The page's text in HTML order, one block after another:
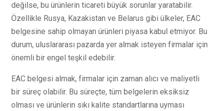
değilse, bu ürünlerin ticareti büyük sorunlar yaratabilir.
Özellikle Rusya, Kazakistan ve Belarus gibi ülkeler, EAC
belgesine sahip olmayan ürünleri piyasa kabul etmiyor. Bu
durum, uluslararası pazarda yer almak isteyen firmalar için
önemli bir engel teşkil edebilir.
EAC belgesi almak, firmalar için zaman alıcı ve maliyetli
bir süreç olabilir. Bu süreçte, tüm belgelerin eksiksiz
olması ve ürünlerin sıkı kalite standartlarına uyması